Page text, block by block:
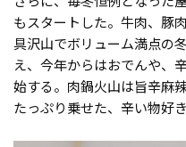
もスタートした。牛肉、豚
具沢山でボリューム満点の
え、今年からはおでんや、
始する。肉鍋火山は旨辛麻
たっぷり乗せた、辛い物好